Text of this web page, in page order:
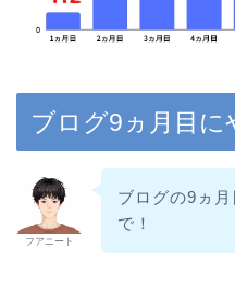
ブログ9ヵ月目に
フアニート
ブログの9ヵ
で！